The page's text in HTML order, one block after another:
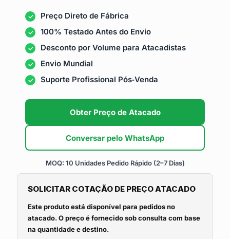
Preço Direto de Fábrica
100% Testado Antes do Envio
Desconto por Volume para Atacadistas
Envio Mundial
Suporte Profissional Pós‑Venda
Obter Preço de Atacado
Conversar pelo WhatsApp
MOQ: 10 Unidades Pedido Rápido (2–7 Dias)
SOLICITAR COTAÇÃO DE PREÇO ATACADO
Este produto está disponível para pedidos no
atacado. O preço é fornecido sob consulta com base
na quantidade e destino.